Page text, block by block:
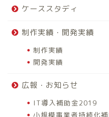
ケーススタディ
制作実績・開発実績
制作実績
開発実績
広報・お知らせ
IT導入補助金2019
小規模事業者持続化